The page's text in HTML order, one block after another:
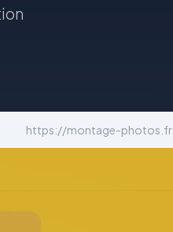
https://montage-photos.fr